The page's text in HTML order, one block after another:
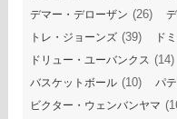
デマー・デローザン (26)
トレ・ジョーンズ (39) ド
ドリュー・ユーバンクス (14)
バスケットボール (10) パ
ビクター・ウェンバンヤマ